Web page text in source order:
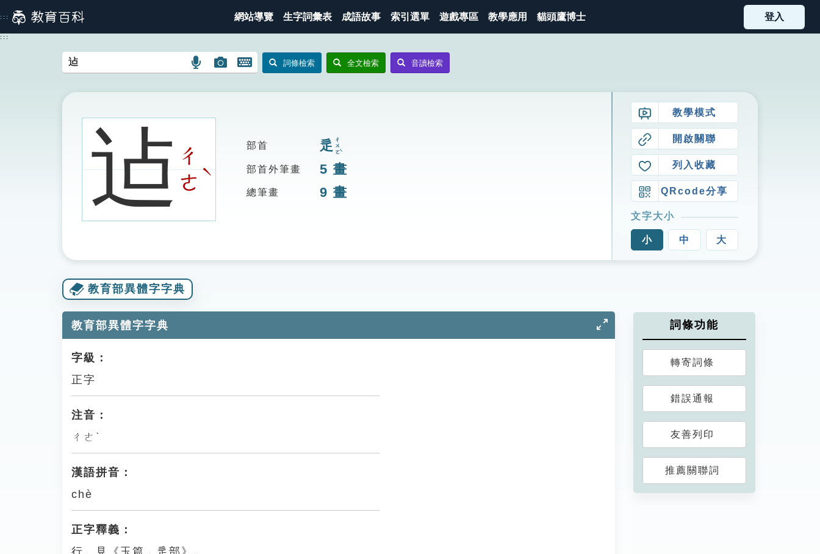
到
主
::: 網站導覽 生字詞彙表 成語故事 索引選單 遊戲專區 教學應用 貓頭鷹博士 登入
:::
語
搜
圖
圖
搜
開
鍵
詞條檢索 全文檢索 音讀檢索
迠ㄔ
ㄜ
ˋ
部首 辵 ㄔㄨㄛˋ
部首外筆畫 5 畫
總筆畫 9 畫
教學模式
開啟關聯
列入收藏
QRcode分享
文字大小
小 中 大
教育部異體字字典
教育部異體字字典
字級：
正字
注音：
ㄔㄜˋ
漢語拼音：
chè
正字釋義：
行。見《玉篇．辵部》。
詞條功能
轉寄詞條
錯誤通報
友善列印
推薦關聯詞